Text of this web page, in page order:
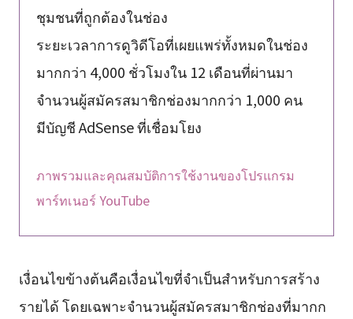
ชุมชนที่ถูกต้องในช่อง
ระยะเวลาการดูวิดีโอที่เผยแพร่ทั้งหมดในช่อง
มากกว่า 4,000 ชั่วโมงใน 12 เดือนที่ผ่านมา
จำนวนผู้สมัครสมาชิกช่องมากกว่า 1,000 คน
มีบัญชี AdSense ที่เชื่อมโยง
ภาพรวมและคุณสมบัติการใช้งานของโปรแกรม
พาร์ทเนอร์ YouTube
เงื่อนไขข้างต้นคือเงื่อนไขที่จำเป็นสำหรับการสร้าง
รายได้ โดยเฉพาะจำนวนผู้สมัครสมาชิกช่องที่มากก